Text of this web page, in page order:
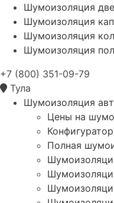
Шумоизоляция
Шумоизоляция
Шумоизоляция
Шумоизоляция
+7 (800) 351-09-79
Тула
Шумоизоляция
Цены на
Полная